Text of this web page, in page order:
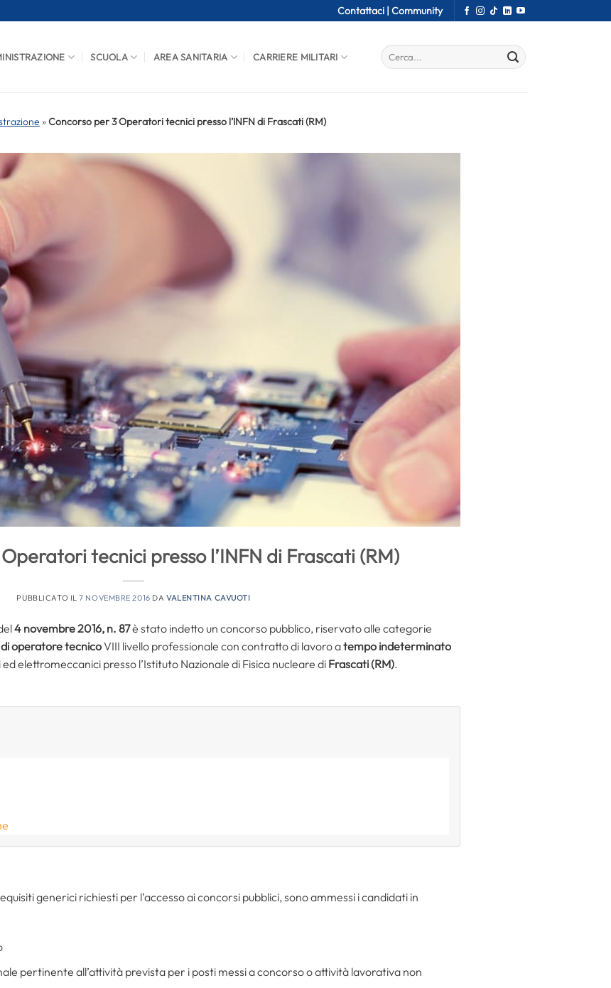
Contattaci | Community
SCUOLA AREA SANITARIA CARRIERE MILITARI
»Concorso per 3 Operatori tecnici presso l’INFN di Frascati (RM)
tecnici presso l’INFN di Frascati (RM)
PUBBLICATO IL7 NOVEMBRE 2016 DA VALENTINA CAVUOTI
4 novembre 2016, n. 87è stato indetto un concorso pubblico, riservato alle categorie
operatore tecnicoVIII livello professionale con contratto di lavoro atempo indeterminato
elettromeccanici presso l’Istituto Nazionale di Fisica nucleare di Frascati (RM).
generici richiesti per l’accesso ai concorsi pubblici, sono ammessi i candidati in
pertinente all’attività prevista per i posti messi a concorso o attività lavorativa non